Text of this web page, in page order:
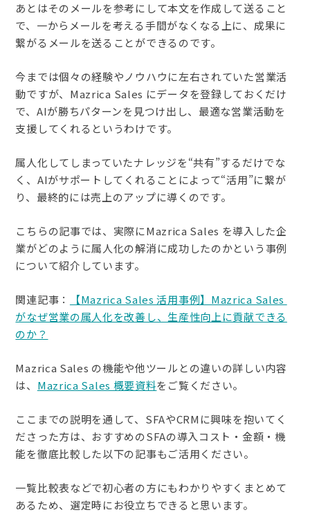
あとはそのメールを参考にして本文を作成して送ること
で、一からメールを考える手間がなくなる上に、成果に
繋がるメールを送ることができるのです。
今までは個々の経験やノウハウに左右されていた営業活
動ですが、Mazrica Sales にデータを登録しておくだけ
で、AIが勝ちパターンを見つけ出し、最適な営業活動を
支援してくれるというわけです。
属人化してしまっていたナレッジを“共有”するだけでな
く、AIがサポートしてくれることによって“活用”に繋が
り、最終的には売上のアップに導くのです。
こちらの記事では、実際にMazrica Sales を導入した企
業がどのように属人化の解消に成功したのかという事例
について紹介しています。
関連記事：
【Mazrica Sales 活用事例】Mazrica Sales
がなぜ営業の属人化を改善し、生産性向上に貢献できる
のか？
Mazrica Sales の機能や他ツールとの違いの詳しい内容
は、 Mazrica Sales 概要資料をご覧ください。
ここまでの説明を通して、SFAやCRMに興味を抱いてく
ださった方は、おすすめのSFAの導入コスト・金額・機
能を徹底比較した以下の記事もご活用ください。
一覧比較表などで初心者の方にもわかりやすくまとめて
あるため、選定時にお役立ちできると思います。